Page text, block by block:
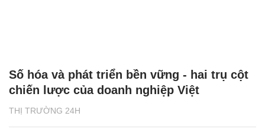
THỊ TRƯỜNG 24H
Số hóa và phát triển bền vững - hai trụ cột
chiến lược của doanh nghiệp Việt